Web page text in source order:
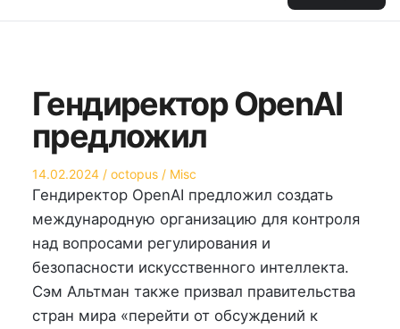
Гендиректор OpenAI
предложил
Опубликовано
на
14.02.2024 Автор
octopus
Опубликовано
в
Misc
Гендиректор OpenAI предложил создать
международную организацию для контроля
над вопросами регулирования и
безопасности искусственного интеллекта.
Сэм Альтман также призвал правительства
стран мира «перейти от обсуждений к